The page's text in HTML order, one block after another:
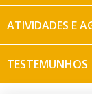
ATIVIDADES E
TESTEMUNHOS